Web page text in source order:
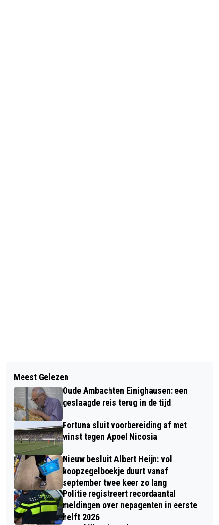
VAN KUL PÈS KULTUUR, EIN
SJTÖKSKE ZITTESJ VAN MICH VEUR
UCH: BIEGEKÓMME?
EXTRA STEUN VOOR MKB:
SUBSIDIEREGELING VOOR DUURZAME
GROEI VERLENGD
Meest Gelezen
Oude Ambachten Einighausen: een
geslaagde reis terug in de tijd
Fortuna sluit voorbereiding af met
winst tegen Apoel Nicosia
Nieuw besluit Albert Heijn: vol
koopzegelboekje duurt vanaf
september twee keer zo lang
Politie registreert recordaantal
meldingen over nepagenten in eerste
helft 2026